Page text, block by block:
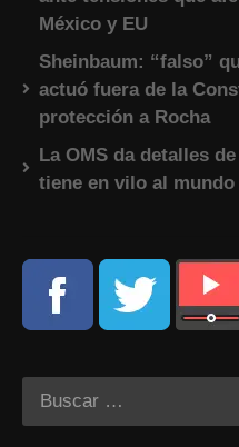
México y EU
Sheinbaum: “falso”
actuó fuera de la
protección a Rocha
La OMS da detalles
tiene en vilo al mundo